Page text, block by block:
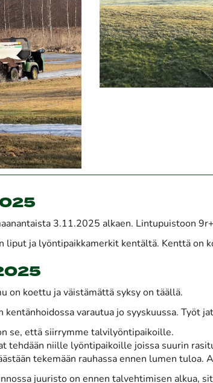
3.11.2025 alkaen. Lintupuistoon
liput ja lyöntipaikkamerkit kentältä. Kenttä on
on koettu ja väistämättä syksy on täällä.
kentänhoidossa varautua jo syyskuussa. Työt
se, että siirrymme talvilyöntipaikoille.
tehdään niille lyöntipaikoille joissa suurin
tekemään rauhassa ennen lumen
juuristo on ennen talvehtimisen alkua,